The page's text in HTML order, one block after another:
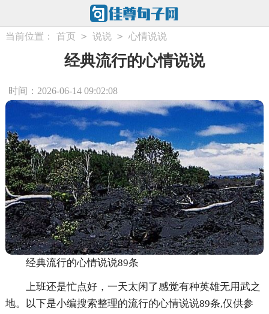
当前位置： 首页 > 说说 > 心情说说
经典流行的心情说说
时间：2026-06-14 09:02:08
经典流行的心情说说89条
上班还是忙点好，一天太闲了感觉有种英雄无用武之
地。以下是小编搜索整理的流行的心情说说89条,仅供参